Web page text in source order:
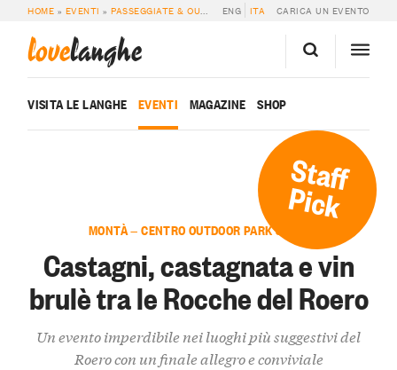
HOME » EVENTI »PASSEGGIATE & OUTDOOR » CASTAGNI, CASTAGNATA E
ENG ITA CARICA UN EVENTO
lovelanghe
VISITA LE LANGHE EVENTI MAGAZINE SHOP
Staff
Pick
MONTÀ — CENTRO OUTDOOR PARK SP168
Castagni, castagnata e vin
brulè tra le Rocche del Roero
Un evento imperdibile nei luoghi più suggestivi del
Roero con un finale allegro e conviviale